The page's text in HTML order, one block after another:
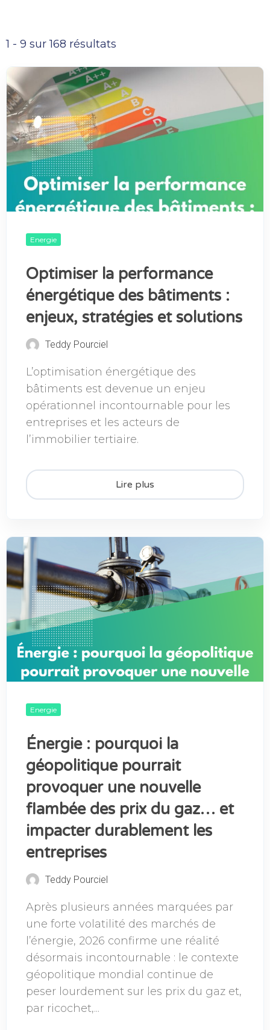
1 - 9 sur 168 résultats
Energie
Optimiser la performance
énergétique des bâtiments :
enjeux, stratégies et solutions
Teddy Pourciel
L’optimisation énergétique des
bâtiments est devenue un enjeu
opérationnel incontournable pour les
entreprises et les acteurs de
l’immobilier tertiaire.
Lire plus
Energie
Énergie : pourquoi la
géopolitique pourrait
provoquer une nouvelle
flambée des prix du gaz… et
impacter durablement les
entreprises
Teddy Pourciel
Après plusieurs années marquées par
une forte volatilité des marchés de
l’énergie, 2026 confirme une réalité
désormais incontournable : le contexte
géopolitique mondial continue de
peser lourdement sur les prix du gaz et,
par ricochet,...